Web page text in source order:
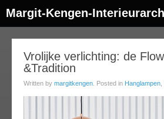
Margit-Kengen-
Vrolijke verlichting: de
&Tradition
Written by margitkengen . Posted in Hanglampen